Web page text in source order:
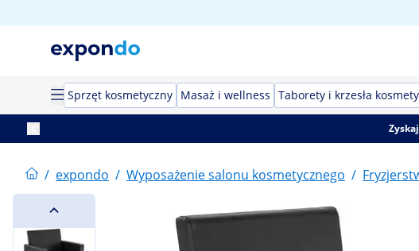
Sprzęt kosmetyczny Masaż i wellness Taborety i krzesła
/ expondo / Wyposażenie salonu kosmetycznego /